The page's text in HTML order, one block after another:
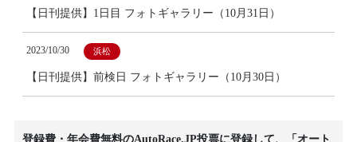
【日刊提供】1日目 フォトギャラリー（10月31日）
2023/10/30 浜松
【日刊提供】前検日 フォトギャラリー（10月30日）
登録費・年会費無料のAutoRace.JP投票に登録して、「オート